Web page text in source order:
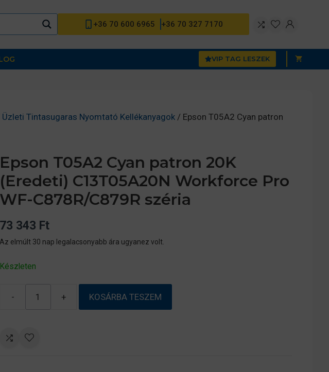
+36 70 600 6965 +36 70 327 7170
VIP TAG LESZEK
Üzleti Tintasugaras Nyomtató Kellékanyagok / Epson T05A2 Cyan patron
Epson T05A2 Cyan patron 20K
(Eredeti) C13T05A20N Workforce Pro
WF-C878R/C879R széria
73 343 Ft
Az elmúlt 30 nap legalacsonyabb ára ugyanez volt.
Készleten
-
patron
+ KOSÁRBA TESZEM